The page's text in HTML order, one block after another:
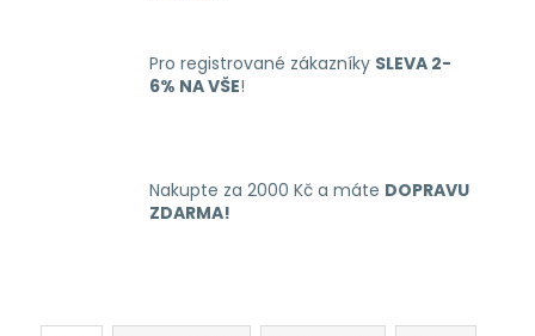
Pro registrované zákazníky SLEVA 2-
6% NA VŠE!
Nakupte za 2000 Kč a máte DOPRAVU
ZDARMA!